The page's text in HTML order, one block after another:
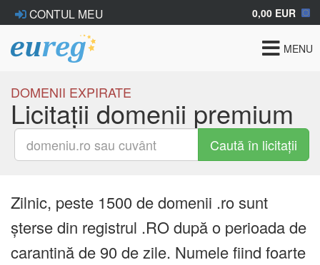
CONTUL MEU 0,00 EUR
Toggle
MENU
DOMENII EXPIRATE
Licitații domenii premium
Caută în licitații
Zilnic, peste 1500 de domenii .ro sunt
șterse din registrul .RO după o perioada de
carantină de 90 de zile. Numele fiind foarte